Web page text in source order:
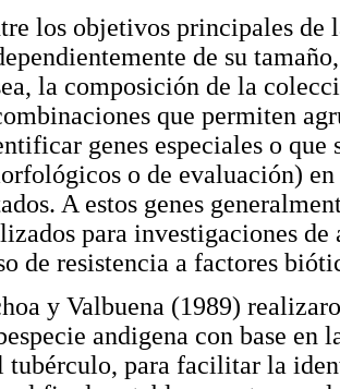
los objetivos principales de
de su
la composición de la
que permiten
genes especiales o que
o de evaluación)
A estos genes
para investigaciones
de resistencia a factores
y Valbuena (1989)
andigena con base
tubérculo, para facilitar la